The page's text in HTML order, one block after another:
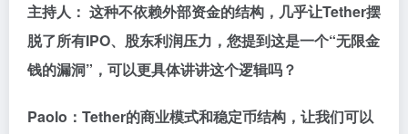
主持人： 这种不依赖外部资金的结构，几乎让Tether摆
脱了所有IPO、股东利润压力，您提到这是一个“无限金
钱的漏洞”，可以更具体讲讲这个逻辑吗？
Paolo：Tether的商业模式和稳定币结构，让我们可以